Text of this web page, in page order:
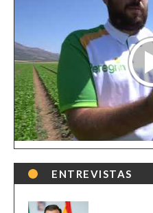
ENTREVISTAS